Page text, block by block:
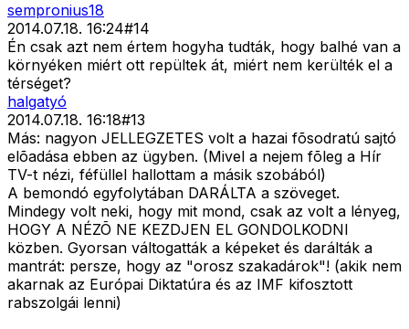
sempronius18
2014.07.18. 16:24#14
Én csak azt nem értem hogyha tudták, hogy balhé van a
környéken miért ott repültek át, miért nem kerülték el a
térséget?
halgatyó
2014.07.18. 16:18#13
Más: nagyon JELLEGZETES volt a hazai fõsodratú sajtó
elõadása ebben az ügyben. (Mivel a nejem fõleg a Hír
TV-t nézi, féfüllel hallottam a másik szobából)
A bemondó egyfolytában DARÁLTA a szöveget.
Mindegy volt neki, hogy mit mond, csak az volt a lényeg,
HOGY A NÉZÕ NE KEZDJEN EL GONDOLKODNI
közben. Gyorsan váltogatták a képeket és darálták a
mantrát: persze, hogy az "orosz szakadárok"! (akik nem
akarnak az Európai Diktatúra és az IMF kifosztott
rabszolgái lenni)